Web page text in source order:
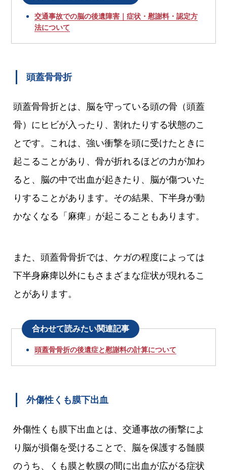
交通事故での脳の後遺障害｜症状・慰謝料・認定方
法について
頭蓋骨骨折
頭蓋骨骨折とは、脳を守っている頭の骨（頭蓋
骨）にヒビが入ったり、割れたりする状態のこ
とです。これは、強い衝撃を頭に受けたときに
起こることがあり、骨が折れるほどの力が加わ
ると、脳の中で出血が起きたり、脳が傷ついた
りすることがあります。その結果、下半身が動
かなくなる「麻痺」が起こることもあります。
また、頭蓋骨骨折では、ケガの程度によっては
下半身麻痺以外にもさまざまな症状が現れるこ
とがあります。
合わせて読みたい関連記事
頭蓋骨骨折の後遺症と慰謝料の計算について
外傷性くも膜下出血
外傷性くも膜下出血とは、交通事故の衝撃によ
り脳が損傷を受けることで、脳を保護する髄膜
のうち、くも膜と軟膜の間に出血が広がる症状